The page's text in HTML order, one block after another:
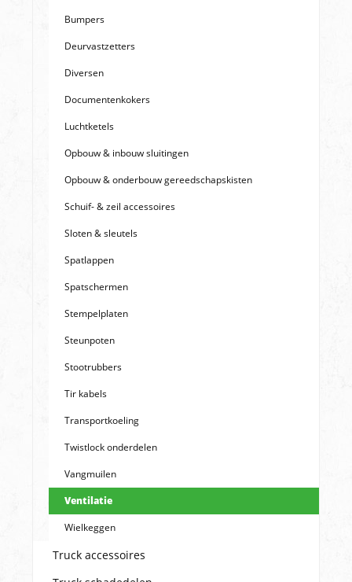
Bumpers
Deurvastzetters
Diversen
Documentenkokers
Luchtketels
Opbouw & inbouw sluitingen
Opbouw & onderbouw gereedschapskisten
Schuif- & zeil accessoires
Sloten & sleutels
Spatlappen
Spatschermen
Stempelplaten
Steunpoten
Stootrubbers
Tir kabels
Transportkoeling
Twistlock onderdelen
Vangmuilen
Ventilatie
Wielkeggen
Truck accessoires